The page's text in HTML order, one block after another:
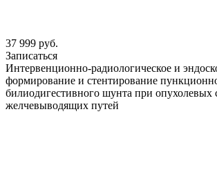
37 999 руб.
Записаться
Интервенционно-радиологическое и
формирование и стентирование
билиодигестивного шунта при опухолевых
желчевыводящих путей